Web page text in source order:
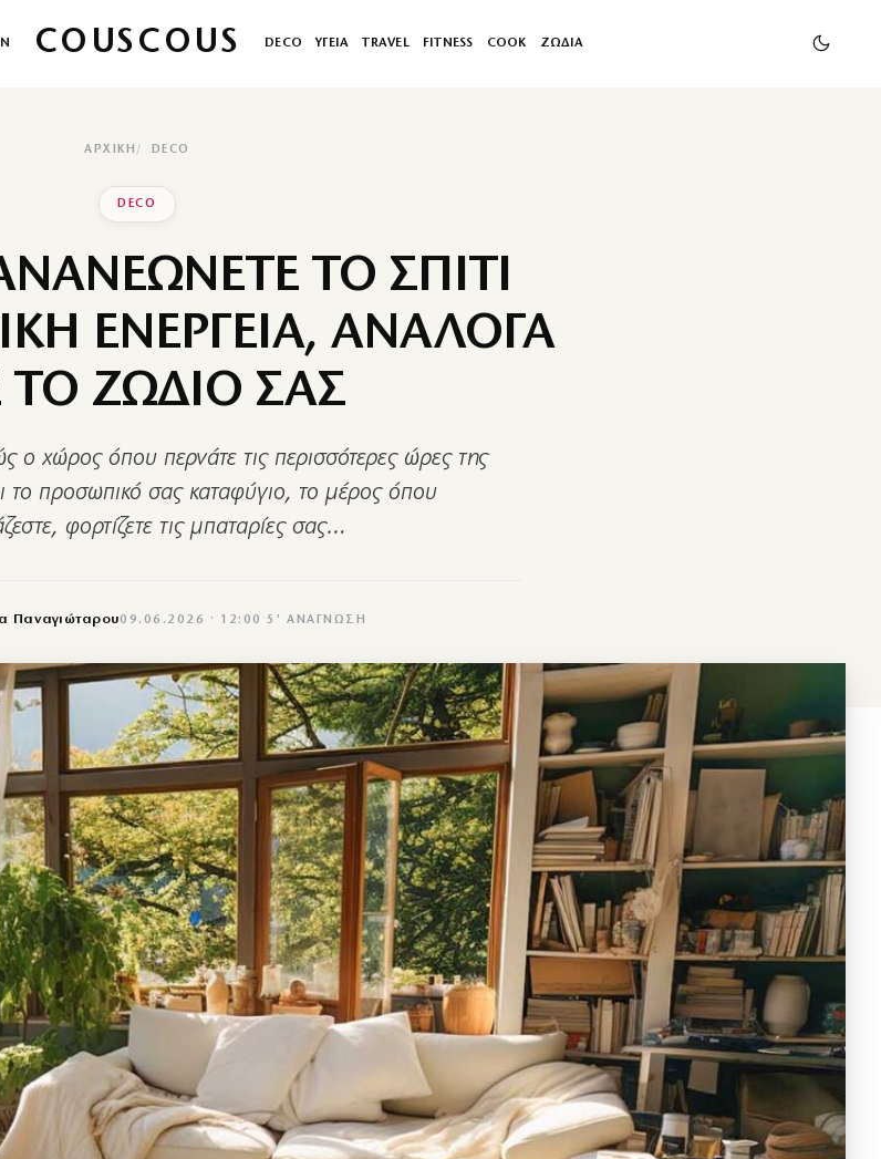
COUSCOUS DECO ΥΓΕΙΑ TRAVEL FITNESS COOK ΖΩΔΙΑ
ΑΡΧΙΚΉ DECO
DECO
ΤΟ ΣΠΙΤΙ
ΕΝΕΡΓΕΙΑ, ΑΝΑΛΟΓΑ
ΖΩΔΙΟ ΣΑΣ
ο χώρος όπου περνάτε τις περισσότερες ώρες της
το προσωπικό σας καταφύγιο, το μέρος όπου
φορτίζετε τις μπαταρίες σας…
Παναγιώταρου09.06.2026 · 12:00 ·5′ ΑΝΆΓΝΩΣΗ